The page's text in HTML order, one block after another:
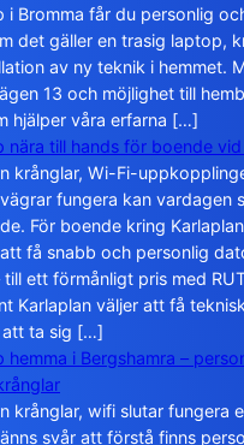
i Bromma får du personlig
det gäller en trasig laptop,
av ny teknik i hemmet.
13 och möjlighet till
hjälper våra erfarna […]
nära till hands för boende vid
krånglar, Wi-Fi-
fungera kan vardagen
För boende kring
få snabb och personlig
till ett förmånligt pris med
Karlaplan väljer att få
att ta sig […]
hemma i Bergshamra –
krånglar, wifi slutar fungera
svår att förstå finns